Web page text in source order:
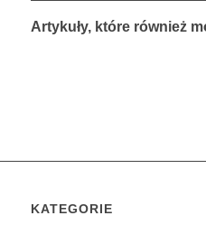
Artykuły, które również
KATEGORIE